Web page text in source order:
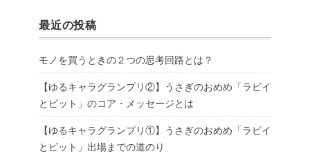
最近の投稿
モノを買うときの２つの思考回路とは？
【ゆるキャラグランプリ②】うさぎのおめめ「ラビイ
とビット」のコア・メッセージとは
【ゆるキャラグランプリ①】うさぎのおめめ「ラビイ
とビット」出場までの道のり